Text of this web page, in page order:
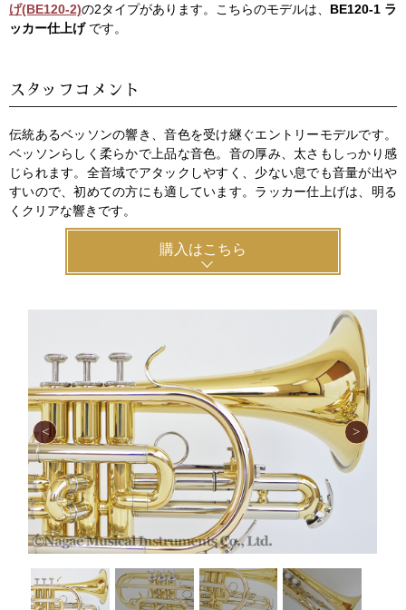
げ(BE120-2)の2タイプがあります。こちらのモデルは、 BE120-1 ラ
ッカー仕上げです。
スタッフコメント
伝統あるベッソンの響き、音色を受け継ぐエントリーモデルです。
ベッソンらしく柔らかで上品な音色。音の厚み、太さもしっかり感
じられます。全音域でアタックしやすく、少ない息でも音量が出や
すいので、初めての方にも適しています。ラッカー仕上げは、明る
くクリアな響きです。
購入はこちら